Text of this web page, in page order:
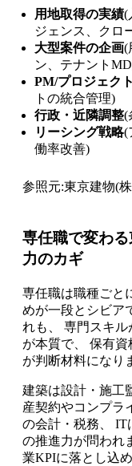
用地取得の実績(
ジェンス、クロ
大型案件の企画(
ン、テナント
PM/プロジェク
トの統合管理)
行政・近隣調整(
リーシング戦略(
働率改善)
参照元:東京建物(
専任職で変わ
力のカギ
専任職は職種ごと
めが一段とシビア
れも、 専門スキ
が本質で、 保有
が判断材料になり
建築は設計・施工
産契約やコンプラ
の会計・税務、 IT
の推進力が問われ
業KPIに落とし込